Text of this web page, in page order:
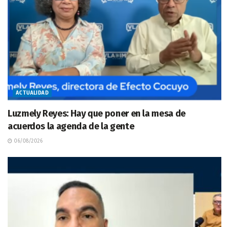
ACTUALIDAD
Luzmely Reyes: Hay que poner en la mesa de
acuerdos la agenda de la gente
06/08/2026